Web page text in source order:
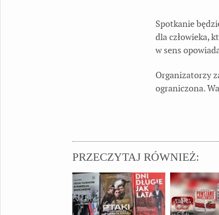
Spotkanie
dla człowieka,
w sens
Organizatorzy
ograniczona.
PRZECZYTAJ RÓWNIEŻ: